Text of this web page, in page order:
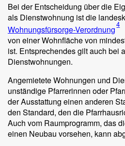
Bei der Entscheidung über die
als Dienstwohnung ist die
Wohnungsfürsorge-Verordnung4
von einer Wohnfläche von
ist. Entsprechendes gilt auch bei
Dienstwohnungen.
Angemietete Wohnungen und
unständige Pfarrerinnen oder
der Ausstattung einen anderen
den Standard, den die
Auch vom Raumprogramm, das
einen Neubau vorsehen, kann